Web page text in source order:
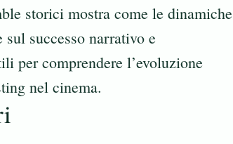
storici mostra come le dinamiche
successo narrativo e
per comprendere l’evoluzione
nel cinema.